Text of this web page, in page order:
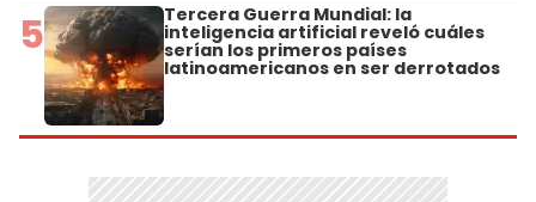
5 Tercera Guerra Mundial: la
inteligencia artificial reveló cuáles
serían los primeros países
latinoamericanos en ser derrotados